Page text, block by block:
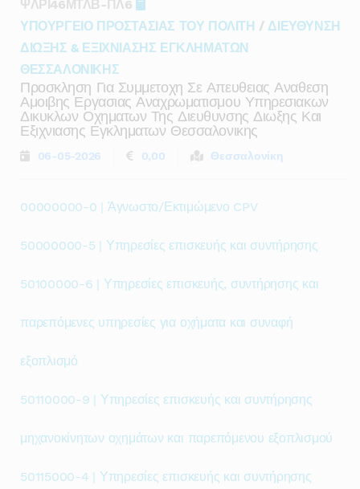
ΨΛΡΙ46ΜΤΛΒ-ΠΛ6
ΥΠΟΥΡΓΕΙΟ ΠΡΟΣΤΑΣΙΑΣ ΤΟΥ ΠΟΛΙΤΗ / ΔΙΕΥΘΥΝΣΗ
ΔΙΩΞΗΣ & ΕΞΙΧΝΙΑΣΗΣ ΕΓΚΛΗΜΑΤΩΝ
ΘΕΣΣΑΛΟΝΙΚΗΣ
Προσκληση Για Συμμετοχη Σε Απευθειας Αναθεση
Αμοιβης Εργασιας Αναχρωματισμου Υπηρεσιακων
Δικυκλων Οχηματων Της Διευθυνσης Διωξης Και
Εξιχνιασης Εγκληματων Θεσσαλονικης
06-05-2026 0,00 Θεσσαλονίκη
00000000-0 | Άγνωστο/Εκτιμώμενο CPV
50000000-5 | Υπηρεσίες επισκευής και συντήρησης
50100000-6 | Υπηρεσίες επισκευής, συντήρησης και
παρεπόμενες υπηρεσίες για οχήματα και συναφή
εξοπλισμό
50110000-9 | Υπηρεσίες επισκευής και συντήρησης
μηχανοκίνητων οχημάτων και παρεπόμενου εξοπλισμού
50115000-4 | Υπηρεσίες επισκευής και συντήρησης